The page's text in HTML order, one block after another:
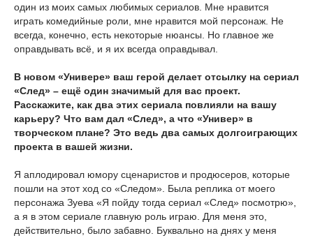
один из моих самых любимых сериалов. Мне нравится
играть комедийные роли, мне нравится мой персонаж. Не
всегда, конечно, есть некоторые нюансы. Но главное же
оправдывать всё, и я их всегда оправдывал.
В новом «Универе» ваш герой делает отсылку на сериал
«След» – ещё один значимый для вас проект.
Расскажите, как два этих сериала повлияли на вашу
карьеру? Что вам дал «След», а что «Универ» в
творческом плане? Это ведь два самых долгоиграющих
проекта в вашей жизни.
Я аплодировал юмору сценаристов и продюсеров, которые
пошли на этот ход со «Следом». Была реплика от моего
персонажа Зуева «Я пойду тогда сериал «След» посмотрю»,
а я в этом сериале главную роль играю. Для меня это,
действительно, было забавно. Буквально на днях у меня